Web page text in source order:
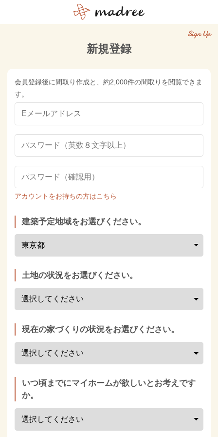
Sign Up
新規登録
会員登録後に間取り作成と、約2,000件の間取りを閲覧できま
す。
アカウントをお持ちの方はこちら
建築予定地域をお選びください。
土地の状況をお選びください。
現在の家づくりの状況をお選びください。
いつ頃までにマイホームが欲しいとお考えです
か。